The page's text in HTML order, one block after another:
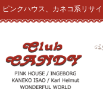
ピンクハウス、カネコ系リサ